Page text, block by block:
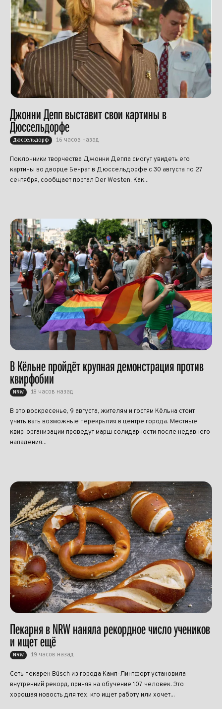
Джонни Депп выставит свои картины в
Дюссельдорфе
Дюссельдорф 16 часов назад
Поклонники творчества Джонни Деппа смогут увидеть его
картины во дворце Бенрат в Дюссельдорфе с 30 августа по 27
сентября, сообщает портал Der Westen. Как...
В Кёльне пройдёт крупная демонстрация против
квирфобии
NRW 18 часов назад
В это воскресенье, 9 августа, жителям и гостям Кёльна стоит
учитывать возможные перекрытия в центре города. Местные
квир-организации проведут марш солидарности после недавнего
нападения...
Пекарня в NRW наняла рекордное число учеников
и ищет ещё
NRW 19 часов назад
Сеть пекарен Büsch из города Камп-Линтфорт установила
внутренний рекорд, приняв на обучение 107 человек. Это
хорошая новость для тех, кто ищет работу или хочет...